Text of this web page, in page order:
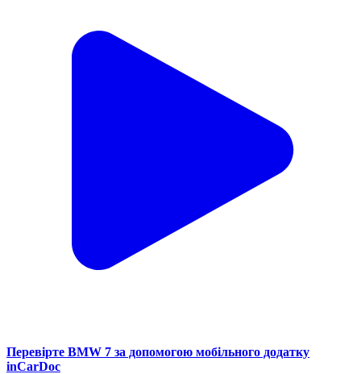
Перевірте BMW 7 за допомогою мобільного додатку
inCarDoc